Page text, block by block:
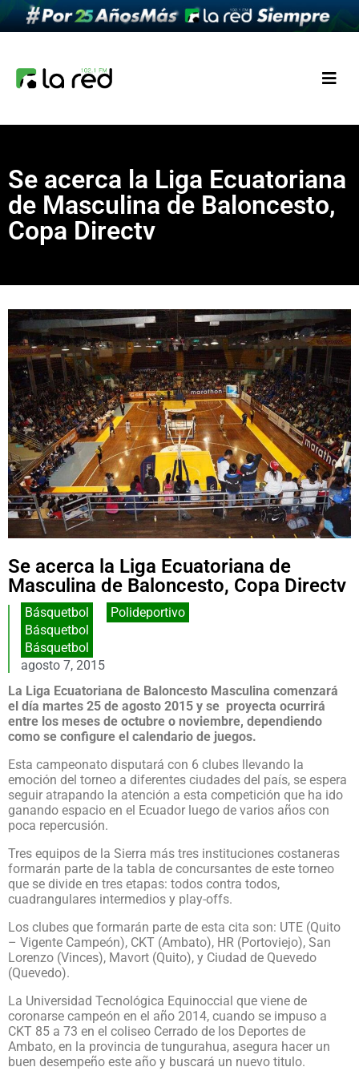
Se acerca la Liga Ecuatoriana
de Masculina de Baloncesto,
Copa Directv
Se acerca la Liga Ecuatoriana de
Masculina de Baloncesto, Copa Directv
Básquetbol
Polideportivo
Básquetbol
Básquetbol
agosto 7, 2015
La Liga Ecuatoriana de Baloncesto Masculina comenzará
el día martes 25 de agosto 2015 y se proyecta ocurrirá
entre los meses de octubre o noviembre, dependiendo
como se configure el calendario de juegos.
Esta campeonato disputará con 6 clubes llevando la
emoción del torneo a diferentes ciudades del país, se espera
seguir atrapando la atención a esta competición que ha ido
ganando espacio en el Ecuador luego de varios años con
poca repercusión.
Tres equipos de la Sierra más tres instituciones costaneras
formarán parte de la tabla de concursantes de este torneo
que se divide en tres etapas: todos contra todos,
cuadrangulares intermedios y play-offs.
Los clubes que formarán parte de esta cita son: UTE (Quito
– Vigente Campeón), CKT (Ambato), HR (Portoviejo), San
Lorenzo (Vinces), Mavort (Quito), y Ciudad de Quevedo
(Quevedo).
La Universidad Tecnológica Equinoccial que viene de
coronarse campeón en el año 2014, cuando se impuso a
CKT 85 a 73 en el coliseo Cerrado de los Deportes de
Ambato, en la provincia de tungurahua, asegura hacer un
buen desempeño este año y buscará un nuevo titulo.